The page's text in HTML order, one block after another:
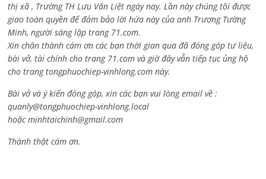
thị xã , Trường TH Lưu Văn Liệt ngày nay. Lần này chúng tôi được
giao toàn quyền để đảm bảo lời hứa này của anh Trương Tường
Minh, người sáng lập trang 71.com.
Xin chân thành cám ơn các bạn thời gian qua đã đóng góp tư liệu,
bài vở, tài chính cho trang 71.com và giờ đây vẫn tiếp tục ủng hộ
cho trang tongphuochiep-vinhlong.com này.
Bài vở và ý kiến đóng góp, xin các bạn vui lòng email về :
quanly@tongphuochiep-vinhlong.local
hoặcminhtaichinh@gmail.com
Thành thật cám ơn.